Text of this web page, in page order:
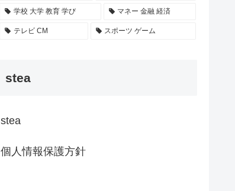
学校 大学 教育 学び マネー 金融 経済
テレビ CM スポーツ ゲーム
stea
stea
個人情報保護方針